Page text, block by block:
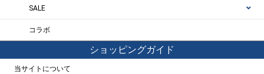
SALE
コラボ
ショッピングガイド
当サイトについて